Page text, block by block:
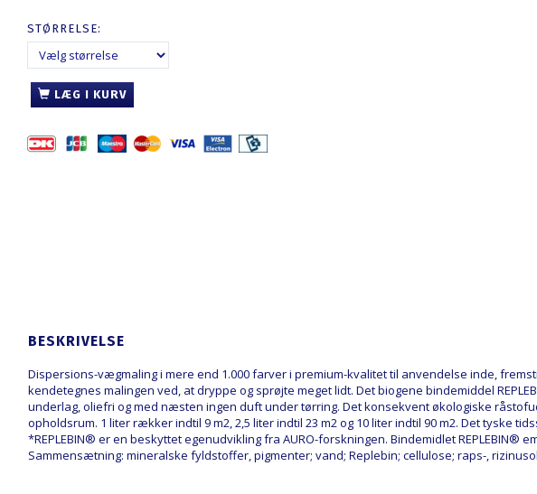
STØRRELSE:
LÆG I KURV
BESKRIVELSE
Dispersions-vægmaling i mere end 1.000 farver i premium-kvalitet til anvendelse inde,
kendetegnes malingen ved, at dryppe og sprøjte meget lidt. Det biogene bindemiddel
underlag, oliefri og med næsten ingen duft under tørring. Det konsekvent økologiske
opholdsrum. 1 liter rækker indtil 9 m2, 2,5 liter indtil 23 m2 og 10 liter indtil 90 m2. Det
*REPLEBIN® er en beskyttet egenudvikling fra AURO-forskningen. Bindemidlet
Sammensætning: mineralske fyldstoffer, pigmenter; vand; Replebin; cellulose; raps-,